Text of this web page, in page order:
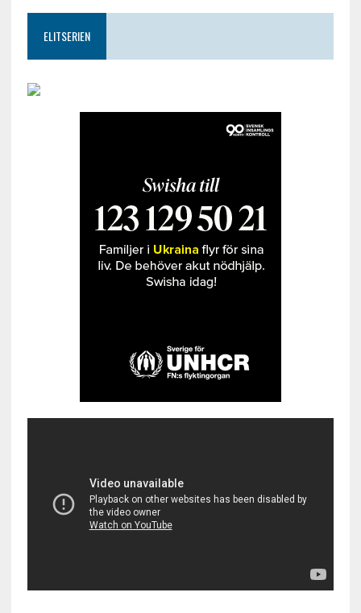
ELITSERIEN